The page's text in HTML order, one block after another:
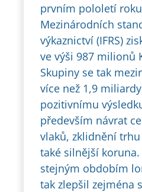
prvním pololetí
Mezinárodních
výkaznictví (IFRS)
ve výši 987 milionů
Skupiny se tak
více než 1,9
pozitivnímu
především návrat
vlaků, zklidnění
také silnější
stejným obdobím
tak zlepšil zejména